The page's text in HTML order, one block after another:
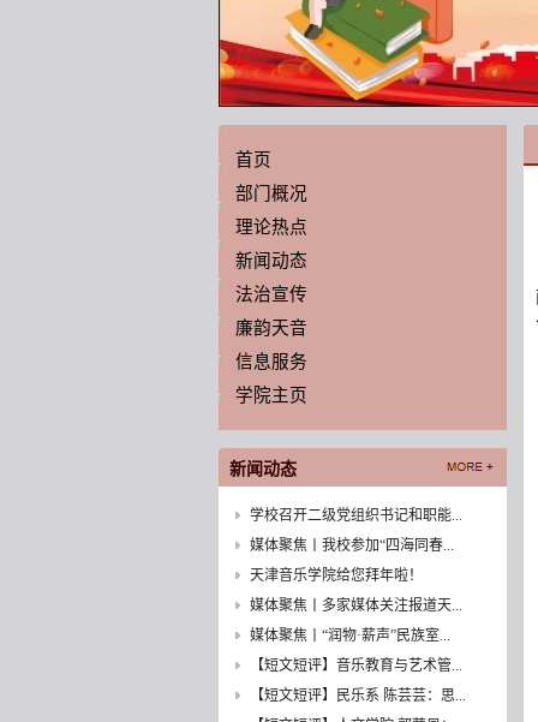
首页
部门概况
理论热点
新闻动态
法治宣传
廉韵天音
信息服务
学院主页
新闻动态
学校召开二级党组织书记和职能...
媒体聚焦丨我校参加“四海同春...
天津音乐学院给您拜年啦！
媒体聚焦丨多家媒体关注报道天...
媒体聚焦丨“润物·薪声”民族室...
【短文短评】音乐教育与艺术管...
【短文短评】民乐系 陈芸芸：思...